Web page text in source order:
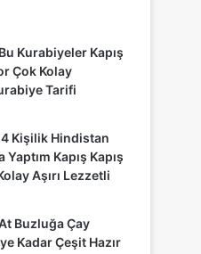
Kurabiyeler Kapış
Çok Kolay
Tarifi
Kişilik Hindistan
Kapış Kapış
Aşırı Lezzetli
Buzluğa Çay
Kadar Çeşit Hazır